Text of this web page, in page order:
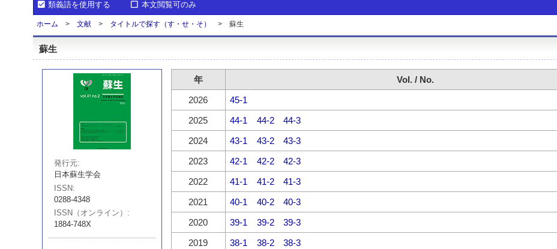
類義語を使用する 本文閲覧可のみ
ホーム 文献 タイトルで探す（す・せ・そ） 蘇生
蘇生
発行元
日本蘇生学会
ISSN
0288-4348
ISSN（オンライン）
1884-748X
年
Vol. / No.
2026
45-1
2025
44-1 44-2
44-3
2024
43-1 43-2
43-3
2023
42-1 42-2
42-3
2022
41-1 41-2
41-3
2021
40-1 40-2
40-3
2020
39-1 39-2
39-3
2019
38-1 38-2
38-3